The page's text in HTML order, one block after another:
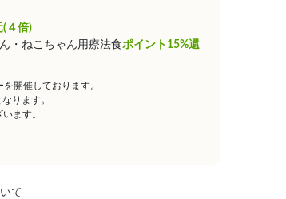
(４倍)
・ねこちゃん用療法食ポイント15%還
開催しております。
ります。
ます。
て